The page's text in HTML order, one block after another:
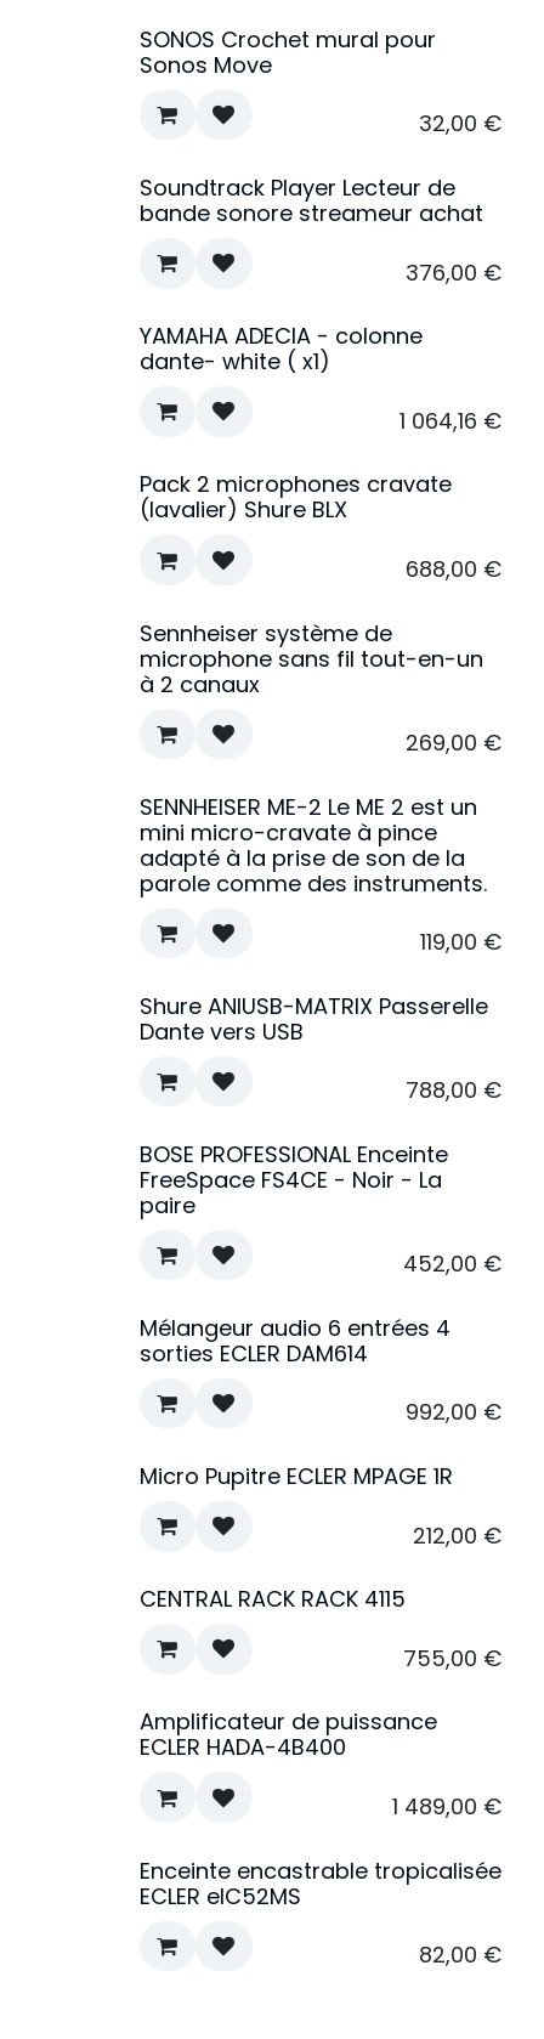
SONOS Crochet mural pour
Sonos Move
32,00 €
Soundtrack Player Lecteur de
bande sonore streameur achat
376,00 €
YAMAHA ADECIA - colonne
dante- white ( x1)
1 064,16 €
Pack 2 microphones cravate
(lavalier) Shure BLX
688,00 €
Sennheiser système de
microphone sans fil tout-en-un
à 2 canaux
269,00 €
SENNHEISER ME-2 Le ME 2 est un
mini micro-cravate à pince
adapté à la prise de son de la
parole comme des instruments.
119,00 €
Shure ANIUSB-MATRIX Passerelle
Dante vers USB
788,00 €
BOSE PROFESSIONAL Enceinte
FreeSpace FS4CE - Noir - La
paire
452,00 €
Mélangeur audio 6 entrées 4
sorties ECLER DAM614
992,00 €
Micro Pupitre ECLER MPAGE 1R
212,00 €
CENTRAL RACK RACK 4115
755,00 €
Amplificateur de puissance
ECLER HADA-4B400
1 489,00 €
Enceinte encastrable tropicalisée
ECLER eIC52MS
82,00 €